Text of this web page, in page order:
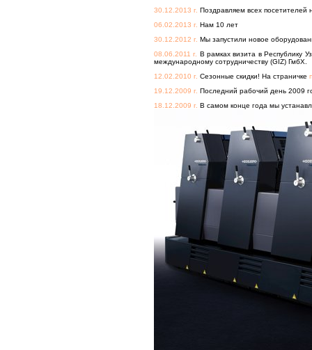
30.12.2013 г. Поздравляем всех
06.02.2013 г. Нам 10 лет
30.12.2012 г. Мы запустили новое
08.06.2011 г. В рамках визита в Республику
международному сотрудничеству (GIZ) ГмбХ.
12.02.2010 г. Сезонные скидки! На страничке
19.12.2009 г. Последний рабочий день 2009
18.12.2009 г. В самом конце года мы